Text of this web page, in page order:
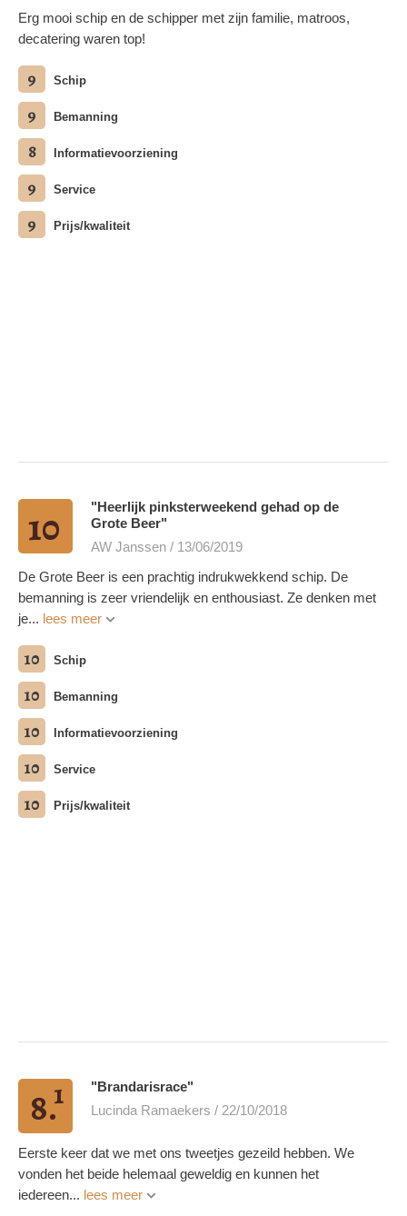
Erg mooi schip en de schipper met zijn familie, matroos,
decatering waren top!
9 Schip
9 Bemanning
8 Informatievoorziening
9 Service
9 Prijs/kwaliteit
10
"Heerlijk pinksterweekend gehad op de
Grote Beer"
AW Janssen / 13/06/2019
De Grote Beer is een prachtig indrukwekkend schip. De
bemanning is zeer vriendelijk en enthousiast. Ze denken met
je... lees meer
10 Schip
10 Bemanning
10 Informatievoorziening
10 Service
10 Prijs/kwaliteit
8.1
"Brandarisrace"
Lucinda Ramaekers / 22/10/2018
Eerste keer dat we met ons tweetjes gezeild hebben. We
vonden het beide helemaal geweldig en kunnen het
iedereen... lees meer